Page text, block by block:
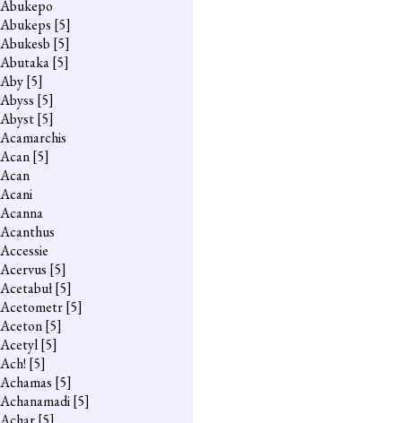
Abukepo
Abukeps [5]
Abukesb [5]
Abutaka[5]
Aby[5]
Abyss [5]
Abyst[5]
Acamarchis
Acan[5]
Acan
Acani
Acanna
Acanthus
Accessie
Acervus [5]
Acetabuł[5]
Acetometr[5]
Aceton[5]
Acetyl[5]
Ach! [5]
Achamas [5]
Achanamadi[5]